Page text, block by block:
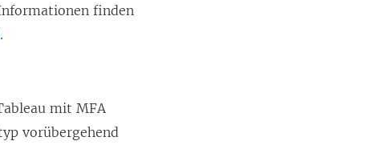
finden
.
mit MFA
vorübergehend